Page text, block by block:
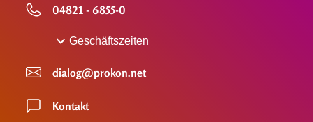
04821 - 6855-0
Geschäftszeiten
dialog@prokon.net
Kontakt